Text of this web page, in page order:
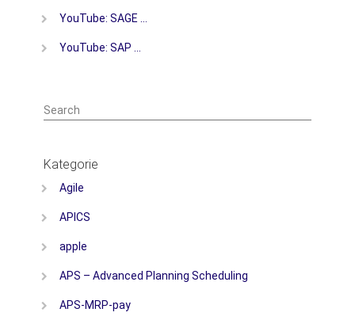
YouTube: SAGE …
YouTube: SAP …
Search
Kategorie
Agile
APICS
apple
APS – Advanced Planning Scheduling
APS-MRP-pay